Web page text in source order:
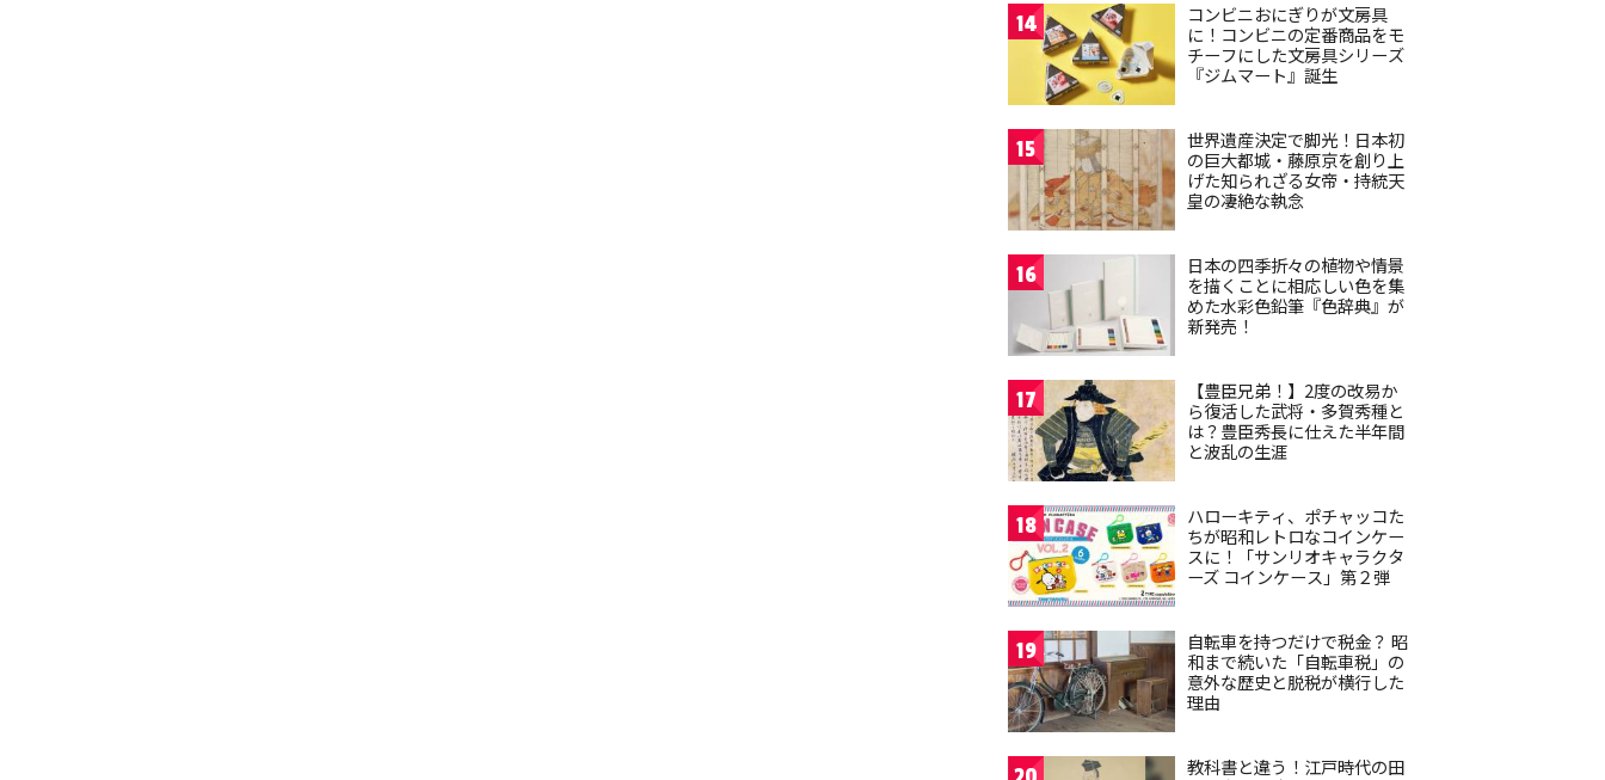
14
コンビニおにぎりが文房具
に！コンビニの定番商品をモ
チーフにした文房具シリーズ
『ジムマート』誕生
15
世界遺産決定で脚光！日本初
の巨大都城・藤原京を創り上
げた知られざる女帝・持統天
皇の凄絶な執念
16
日本の四季折々の植物や情景
を描くことに相応しい色を集
めた水彩色鉛筆『色辞典』が
新発売！
17
【豊臣兄弟！】2度の改易か
ら復活した武将・多賀秀種と
は？豊臣秀長に仕えた半年間
と波乱の生涯
18
ハローキティ、ポチャッコた
ちが昭和レトロなコインケー
スに！「サンリオキャラクタ
ーズ コインケース」第２弾
19
自転車を持つだけで税金？ 昭
和まで続いた「自転車税」の
意外な歴史と脱税が横行した
理由
教科書と違う！江戸時代の田